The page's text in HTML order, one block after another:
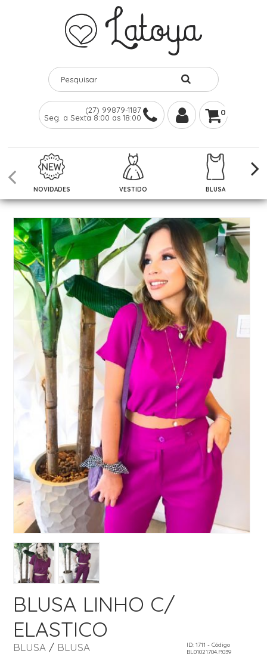
(27) 99879-1187
Seg. a Sexta 8:00 as 18:00
0
NOVIDADES VESTIDO BLUSA
BLUSA LINHO C/
ELASTICO
BLUSA/ BLUSA
ID: 1711 - Código
BL01021704.P.039